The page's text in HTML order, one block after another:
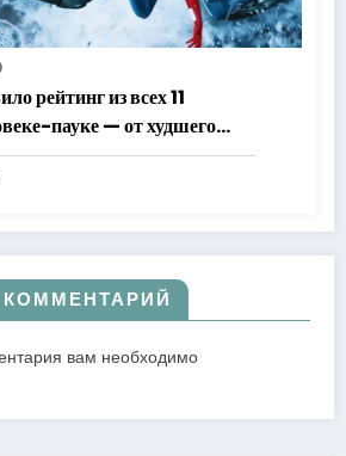
рейтинг из всех 11
пауке — от худшего
вам необходимо